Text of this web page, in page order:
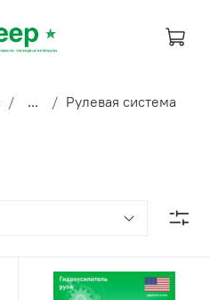
... Рулевая система